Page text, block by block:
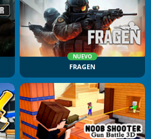
NUEVO
FRAGEN